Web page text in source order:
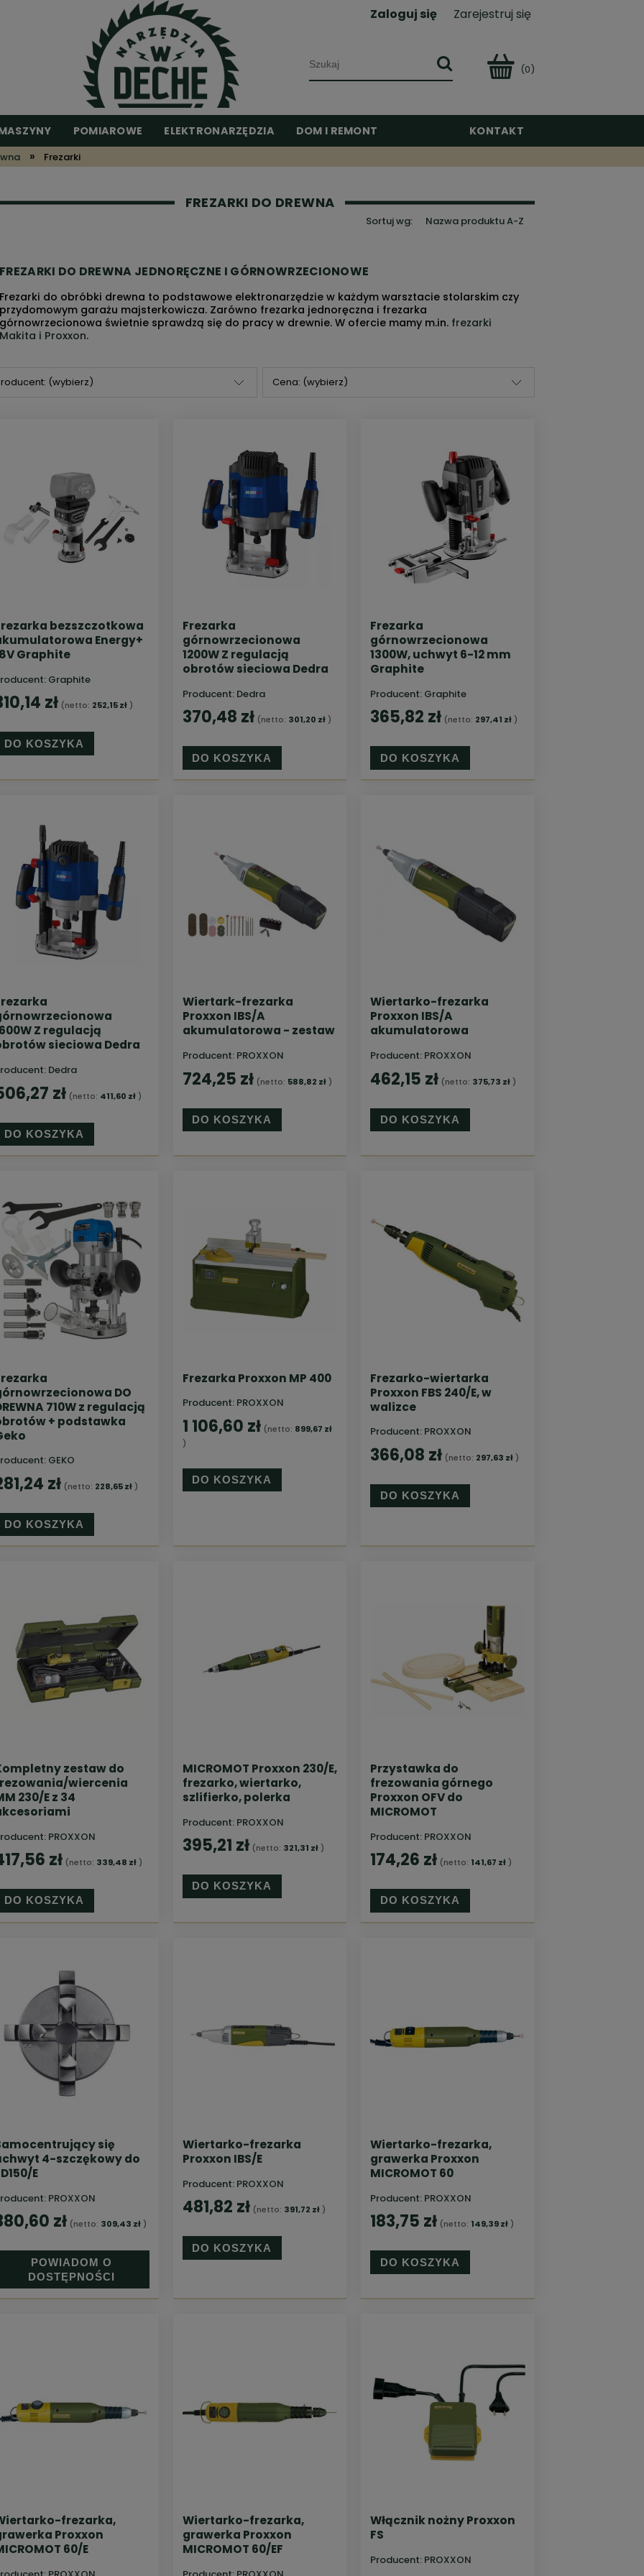
Zaloguj się Zarejestruj się
(0)
POMIAROWE ELEKTRONARZĘDZIA DOM I REMONT KONTAKT
» Frezarki
FREZARKI DO DREWNA
Sortuj wg: Nazwa produktu A-Z
FREZARKI DO DREWNA JEDNORĘCZNE I GÓRNOWRZECIONOWE
Frezarki do obróbki drewna to podstawowe elektronarzędzie w każdym warsztacie stolarskim czy
przydomowym garażu majsterkowicza. Zarówno frezarka jednoręczna i frezarka
górnowrzecionowa świetnie sprawdzą się do pracy w drewnie. W ofercie mamy m.in. frezarki
Makita i Proxxon.
(wybierz) Cena: (wybierz)
bezszczotkowa
Energy+
Graphite
Graphite
zł (netto: 252,15 zł)
DO KOSZYKA
Frezarka
górnowrzecionowa
1200W Z regulacją
obrotów sieciowa Dedra
Producent: Dedra
370,48 zł (netto: 301,20 zł)
DO KOSZYKA
Frezarka
górnowrzecionowa
1300W, uchwyt 6-12 mm
Graphite
Producent: Graphite
365,82 zł (netto: 297,41 zł)
DO KOSZYKA
Z regulacją
sieciowa Dedra
Dedra
zł (netto: 411,60 zł)
DO KOSZYKA
Wiertark-frezarka
Proxxon IBS/A
akumulatorowa - zestaw
Producent: PROXXON
724,25 zł (netto: 588,82 zł)
DO KOSZYKA
Wiertarko-frezarka
Proxxon IBS/A
akumulatorowa
Producent: PROXXON
462,15 zł (netto: 375,73 zł)
DO KOSZYKA
DO
710W z regulacją
+ podstawka
GEKO
zł (netto: 228,65 zł)
DO KOSZYKA
Frezarka Proxxon MP 400
Producent: PROXXON
1 106,60 zł (netto: 899,67 zł
)
DO KOSZYKA
Frezarko-wiertarka
Proxxon FBS 240/E, w
walizce
Producent: PROXXON
366,08 zł (netto: 297,63 zł)
DO KOSZYKA
zestaw do
wiercenia
230/E z 34
PROXXON
zł (netto: 339,48 zł)
DO KOSZYKA
MICROMOT Proxxon 230/E,
frezarko, wiertarko,
szlifierko, polerka
Producent: PROXXON
395,21 zł (netto: 321,31 zł)
DO KOSZYKA
Przystawka do
frezowania górnego
Proxxon OFV do
MICROMOT
Producent: PROXXON
174,26 zł (netto: 141,67 zł)
DO KOSZYKA
się
4-szczękowy do
E
PROXXON
zł (netto: 309,43 zł)
POWIADOM O
DOSTĘPNOŚCI
Wiertarko-frezarka
Proxxon IBS/E
Producent: PROXXON
481,82 zł (netto: 391,72 zł)
DO KOSZYKA
Wiertarko-frezarka,
grawerka Proxxon
MICROMOT 60
Producent: PROXXON
183,75 zł (netto: 149,39 zł)
DO KOSZYKA
frezarka,
Proxxon
60/E
Wiertarko-frezarka,
grawerka Proxxon
MICROMOT 60/EF
Włącznik nożny Proxxon
FS
Producent: PROXXON